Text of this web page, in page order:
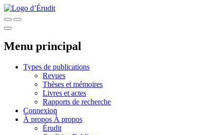
Menu principal
Types de publications
Revues
Thèses et mémoires
Livres et actes
Rapports de recherche
Connexion
À propos À propos
Érudit